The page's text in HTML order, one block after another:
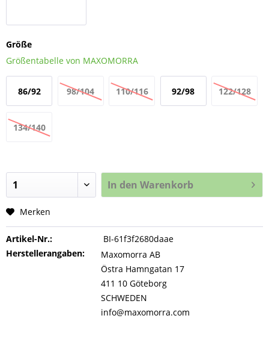
Größe
Größentabelle von MAXOMORRA
86/92 98/104 110/116 92/98 122/128
134/140
In den Warenkorb
Merken
Artikel-Nr.:
BI-61f3f2680daae
Herstellerangaben:
Maxomorra AB
Östra Hamngatan 17
411 10 Göteborg
SCHWEDEN
info@maxomorra.com